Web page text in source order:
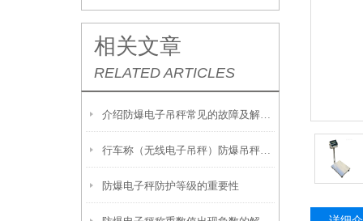
相关文章
RELATED ARTICLES
介绍防爆电子吊秤常见的故障及解决方法
行车称（无线电子吊秤）防爆吊秤显示故障发解决方法
防爆电子秤防护等级的重要性